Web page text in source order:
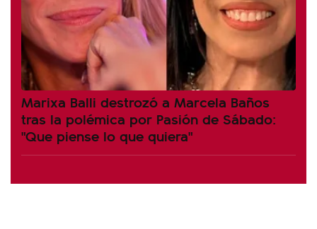
Marixa Balli destrozó a Marcela Baños
tras la polémica por Pasión de Sábado:
"Que piense lo que quiera"